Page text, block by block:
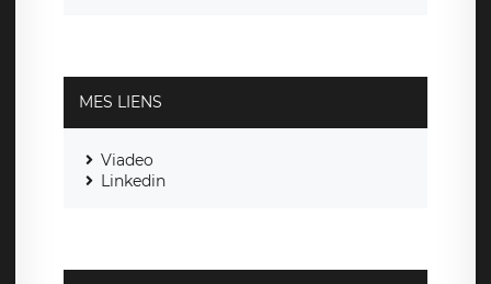
MES LIENS
Viadeo
Linkedin